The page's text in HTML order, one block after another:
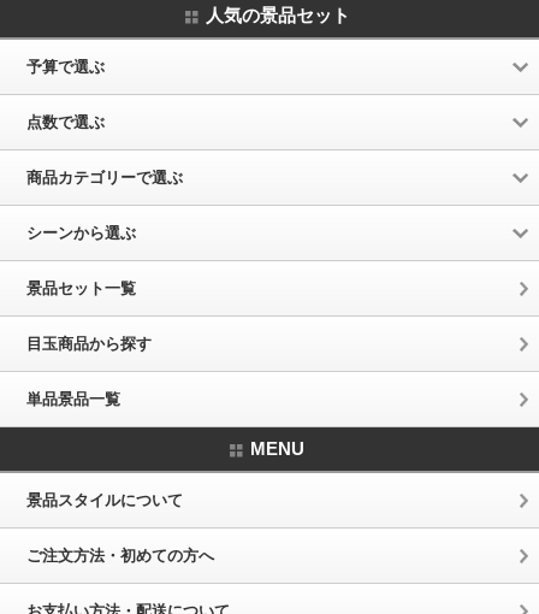
人気の景品セット
予算で選ぶ
点数で選ぶ
商品カテゴリーで選ぶ
シーンから選ぶ
景品セット一覧
目玉商品から探す
単品景品一覧
MENU
景品スタイルについて
ご注文方法・初めての方へ